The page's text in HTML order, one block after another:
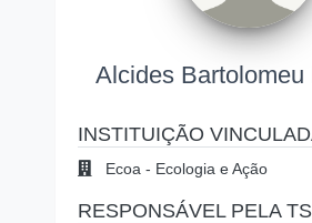
Alcides Bartolomeu
INSTITUIÇÃO
Ecoa - Ecologia e Ação
RESPONSÁVEL PELA TS